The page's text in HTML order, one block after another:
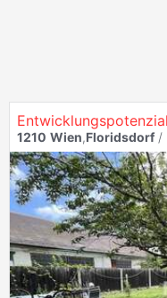
1210 Wien,Floridsdorf /